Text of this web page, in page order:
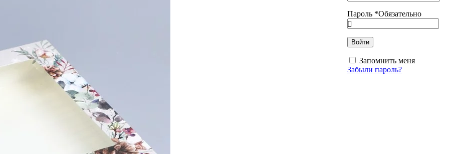
Пароль *Обязательно
Войти
Забыли пароль?
Запомнить меня